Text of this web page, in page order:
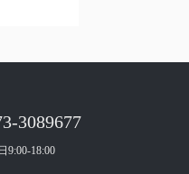
3089677
9:00-18:00